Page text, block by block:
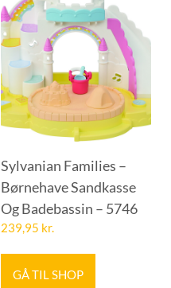
Sylvanian Families –
Børnehave Sandkasse
Og Badebassin – 5746
239,95 kr.
GÅ TIL SHOP